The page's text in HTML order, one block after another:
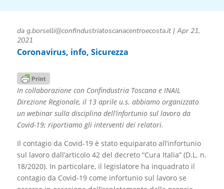
da g.borselli@confindustriatoscanacentroecosta.it| Apr 21,
2021
Coronavirus, info, Sicurezza
In collaborazione con Confindustria Toscana e INAIL
Direzione Regionale, il 13 aprile u.s. abbiamo organizzato
un webinar sulla disciplina dell’infortunio sul lavoro da
Covid-19; riportiamo gli interventi dei relatori.
Il contagio da Covid-19 è stato equiparato all’infortunio
sul lavoro dall’articolo 42 del decreto “Cura Italia” (D.L. n.
18/2020). In particolare, il legislatore ha inquadrato il
contagio da Covid-19 come infortunio sul lavoro se